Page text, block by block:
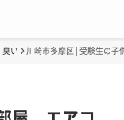
臭い 川崎市多摩区 | 受験生の